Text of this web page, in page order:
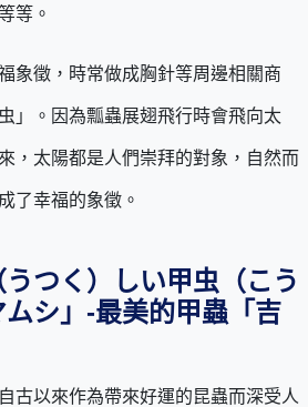
等。
象徵，時常做成胸針等周邊相關商
」。因為瓢蟲展翅飛行時會飛向太
，太陽都是人們崇拜的對象，自然而
了幸福的象徵。
うつく）しい甲虫（こう
シ」-最美的甲蟲「吉
古以來作為帶來好運的昆蟲而深受人